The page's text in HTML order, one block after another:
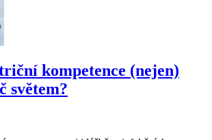
kompetence (nejen)
světem?